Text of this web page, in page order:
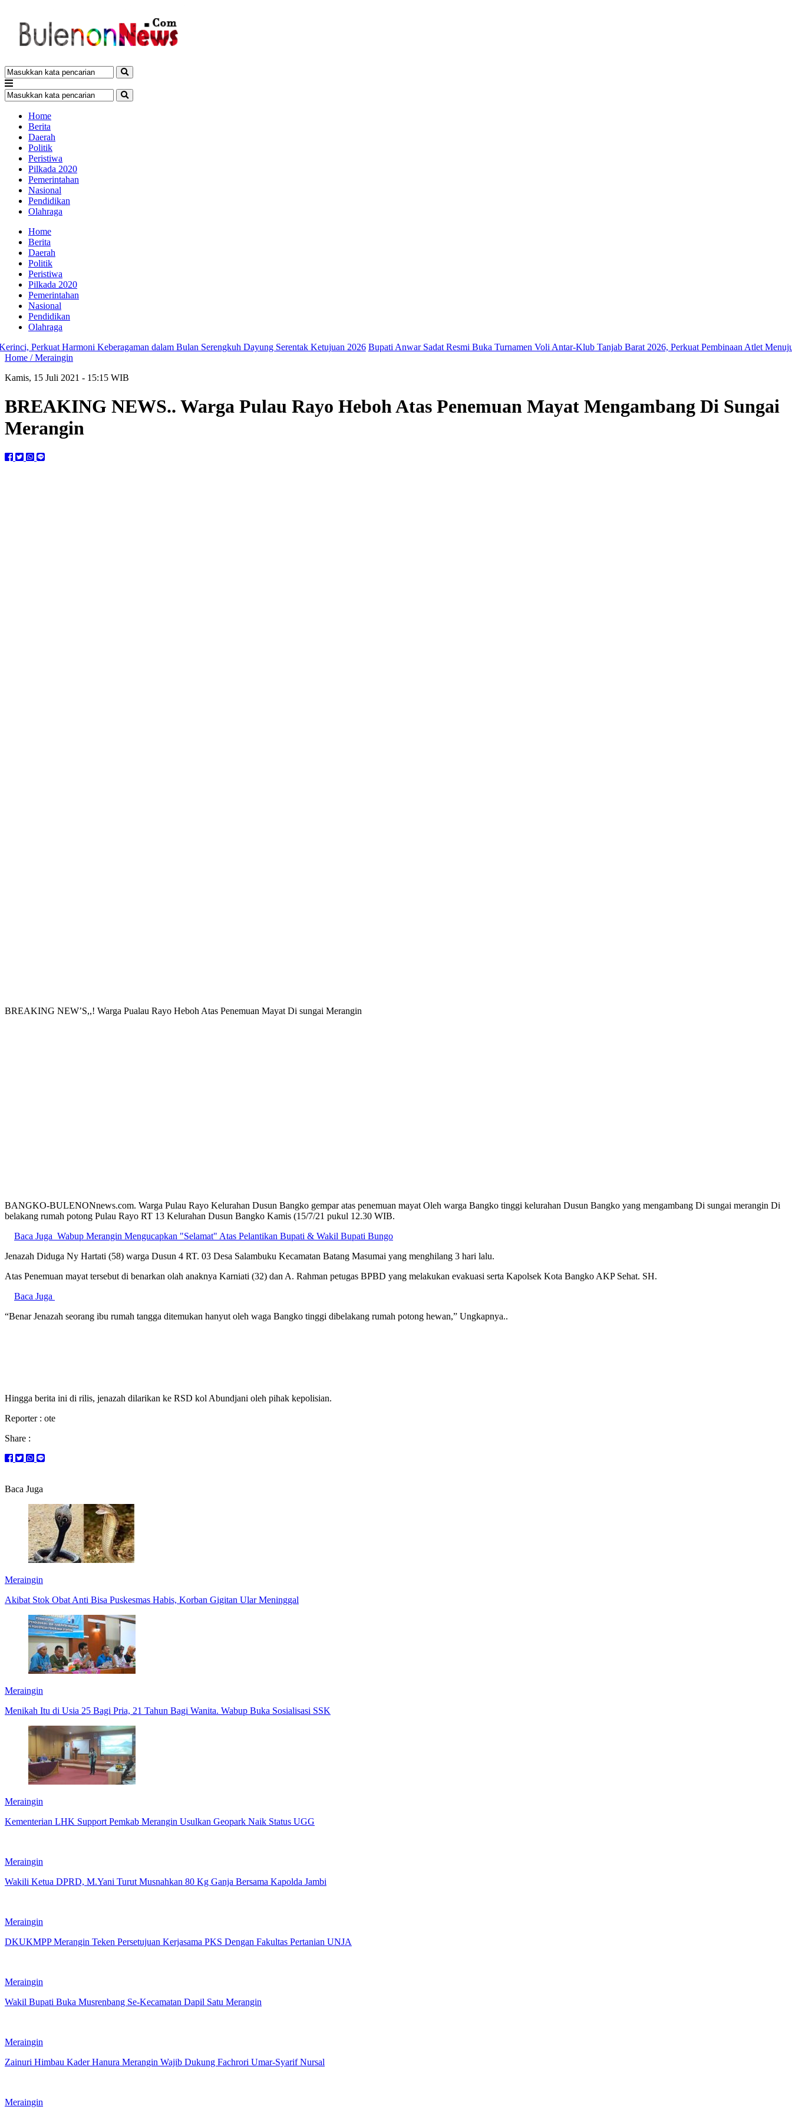
Home
Berita
Daerah
Politik
Peristiwa
Pilkada 2020
Pemerintahan
Nasional
Pendidikan
Olahraga
Home
Berita
Daerah
Politik
Peristiwa
Pilkada 2020
Pemerintahan
Nasional
Pendidikan
Olahraga
Harmoni Keberagaman dalam Bulan Serengkuh Dayung Serentak Ketujuan 2026 Bupati Anwar Sadat Resmi Buka Turnamen Voli Antar-Klub Tanjab Barat 2026, Perkuat Pembinaan Atlet Menuju
Home /Meraingin
Kamis, 15 Juli 2021 - 15:15 WIB
BREAKING NEWS.. Warga Pulau Rayo Heboh Atas Penemuan Mayat Mengambang Di Sungai
Merangin
BREAKING NEW’S,,! Warga Pualau Rayo Heboh Atas Penemuan Mayat Di sungai Merangin
BANGKO-BULENONnews.com. Warga Pulau Rayo Kelurahan Dusun Bangko gempar atas penemuan mayat Oleh warga Bangko tinggi kelurahan Dusun Bangko yang mengambang Di sungai merangin Di
belakang rumah potong Pulau Rayo RT 13 Kelurahan Dusun Bangko Kamis (15/7/21 pukul 12.30 WIB.
Baca Juga Wabup Merangin Mengucapkan "Selamat" Atas Pelantikan Bupati & Wakil Bupati Bungo
Jenazah Diduga Ny Hartati (58) warga Dusun 4 RT. 03 Desa Salambuku Kecamatan Batang Masumai yang menghilang 3 hari lalu.
Atas Penemuan mayat tersebut di benarkan olah anaknya Karniati (32) dan A. Rahman petugas BPBD yang melakukan evakuasi serta Kapolsek Kota Bangko AKP Sehat. SH.
Baca Juga
“Benar Jenazah seorang ibu rumah tangga ditemukan hanyut oleh waga Bangko tinggi dibelakang rumah potong hewan,” Ungkapnya..
Hingga berita ini di rilis, jenazah dilarikan ke RSD kol Abundjani oleh pihak kepolisian.
Reporter : ote
Share :
Baca Juga
Meraingin
Akibat Stok Obat Anti Bisa Puskesmas Habis, Korban Gigitan Ular Meninggal
Meraingin
Menikah Itu di Usia 25 Bagi Pria, 21 Tahun Bagi Wanita. Wabup Buka Sosialisasi SSK
Meraingin
Kementerian LHK Support Pemkab Merangin Usulkan Geopark Naik Status UGG
Meraingin
Wakili Ketua DPRD, M.Yani Turut Musnahkan 80 Kg Ganja Bersama Kapolda Jambi
Meraingin
DKUKMPP Merangin Teken Persetujuan Kerjasama PKS Dengan Fakultas Pertanian UNJA
Meraingin
Wakil Bupati Buka Musrenbang Se-Kecamatan Dapil Satu Merangin
Meraingin
Zainuri Himbau Kader Hanura Merangin Wajib Dukung Fachrori Umar-Syarif Nursal
Meraingin